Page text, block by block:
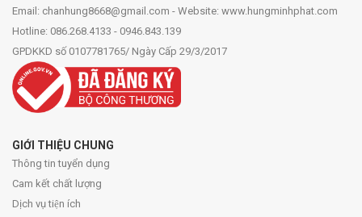
Email: chanhung8668@gmail.com - Website: www.hungminhphat.com
Hotline: 086.268.4133 - 0946.843.139
GPDKKD số 0107781765/ Ngày Cấp 29/3/2017
GIỚI THIỆU CHUNG
Thông tin tuyển dụng
Cam kết chất lượng
Dịch vụ tiện ích